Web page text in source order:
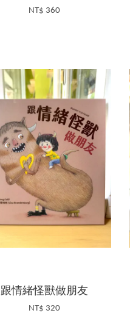
NT$ 360
跟情緒怪獸做朋友
NT$ 320